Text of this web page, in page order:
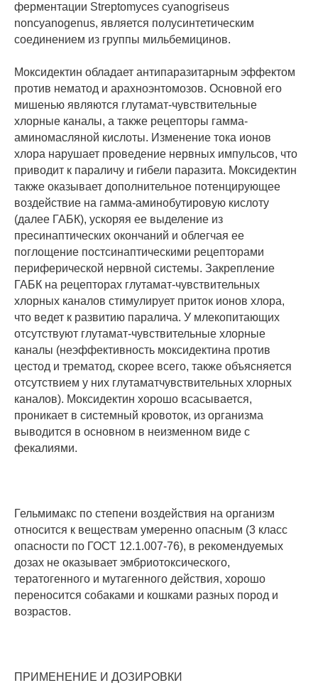
ферментации Streptomyces cyanogriseus
noncyanogenus, является полусинтетическим
соединением из группы мильбемицинов.
Моксидектин обладает антипаразитарным эффектом
против нематод и арахноэнтомозов. Основной его
мишенью являются глутамат-чувствительные
хлорные каналы, а также рецепторы гамма-
аминомасляной кислоты. Изменение тока ионов
хлора нарушает проведение нервных импульсов, что
приводит к параличу и гибели паразита. Моксидектин
также оказывает дополнительное потенцирующее
воздействие на гамма-аминобутировую кислоту
(далее ГАБК), ускоряя ее выделение из
пресинаптических окончаний и облегчая ее
поглощение постсинаптическими рецепторами
периферической нервной системы. Закрепление
ГАБК на рецепторах глутамат-чувствительных
хлорных каналов стимулирует приток ионов хлора,
что ведет к развитию паралича. У млекопитающих
отсутствуют глутамат-чувствительные хлорные
каналы (неэффективность моксидектина против
цестод и трематод, скорее всего, также объясняется
отсутствием у них глутаматчувствительных хлорных
каналов). Моксидектин хорошо всасывается,
проникает в системный кровоток, из организма
выводится в основном в неизменном виде с
фекалиями.
Гельмимакс по степени воздействия на организм
относится к веществам умеренно опасным (3 класс
опасности по ГОСТ 12.1.007-76), в рекомендуемых
дозах не оказывает эмбриотоксического,
тератогенного и мутагенного действия, хорошо
переносится собаками и кошками разных пород и
возрастов.
ПРИМЕНЕНИЕ И ДОЗИРОВКИ